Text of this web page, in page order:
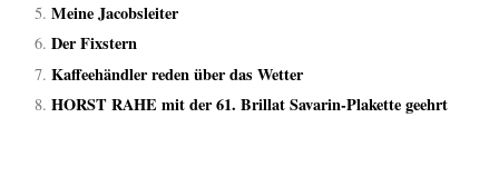
Meine Jacobsleiter
Der Fixstern
Kaffeehändler reden über das Wetter
HORST RAHE mit der 61. Brillat Savarin-Plakette geehrt